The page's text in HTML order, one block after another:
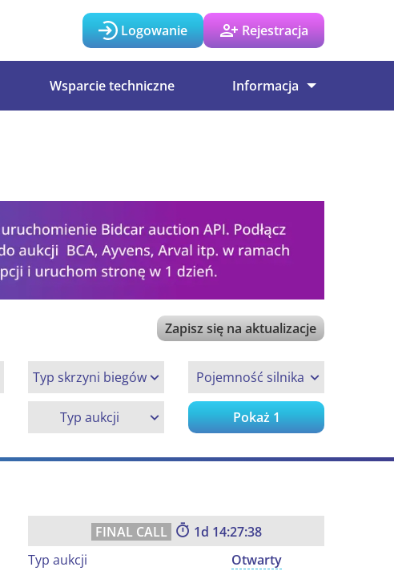
Logowanie Rejestracja
Wsparcie techniczne Informacja
Zapisz się na aktualizacje
Typ skrzyni biegów Pojemność silnika
Typ aukcji Pokaż1
1
14:27:38
Typ aukcji
Otwarty